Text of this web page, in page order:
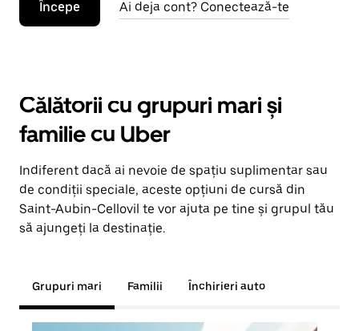
Începe Ai deja cont? Conectează-te
Călătorii cu grupuri mari și
familie cu Uber
Indiferent dacă ai nevoie de spațiu suplimentar sau
de condiții speciale, aceste opțiuni de cursă din
Saint-Aubin-Cellovil te vor ajuta pe tine și grupul tău
să ajungeți la destinație.
Grupuri mari Familii Închirieri auto